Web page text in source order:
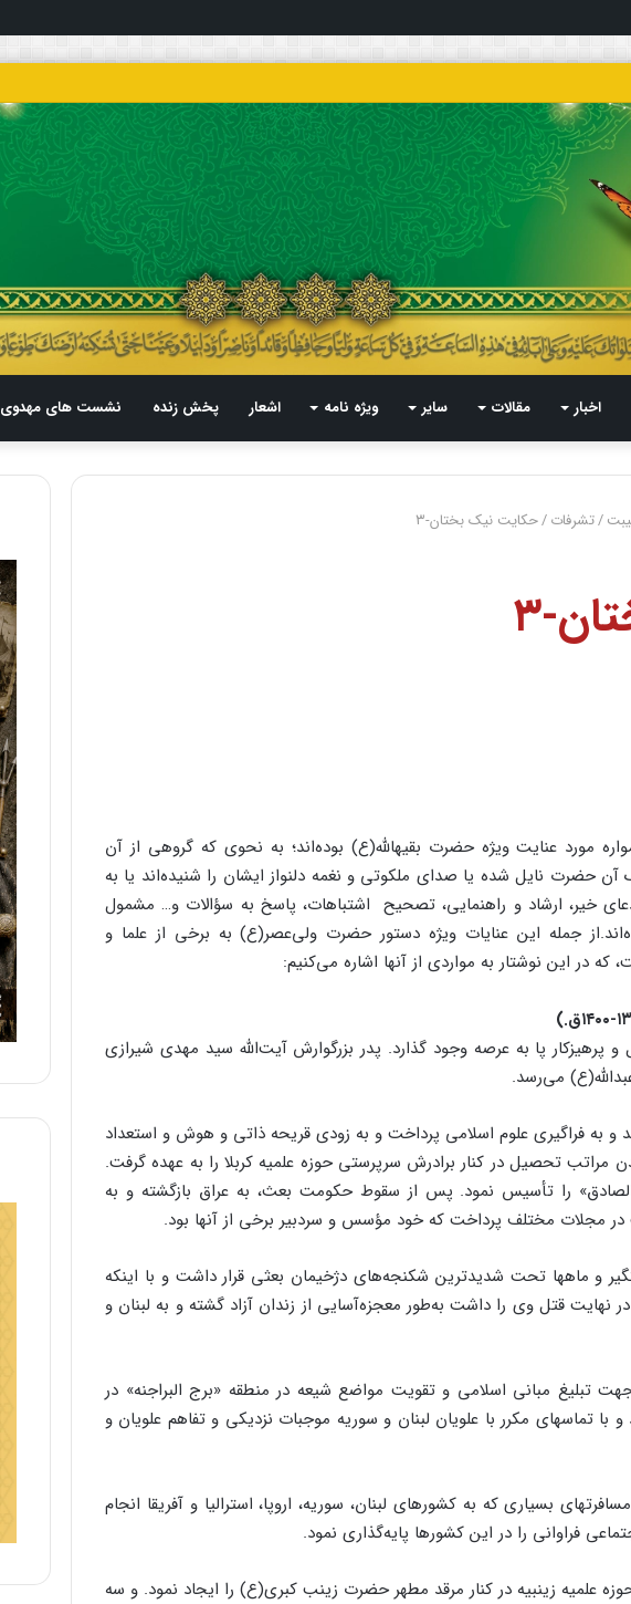
اخبار مقالات سایر ویژه نامه اشعار پخش زنده نشست های مهدوی
/تشرفات/حکایت نیک بختان-۳
۳
مورد عنایت ویژه حضرت بقیهالله(ع) بوده‌‌اند؛ به نحوی که گروهی از آن
حضرت نایل شده یا صدای ملکوتی و نغمه دلنواز ایشان را شنیده‌‌اند یا به
خیر، ارشاد و راهنمایی، تصحیح اشتباهات، پاسخ به سؤالات و… مشمول
جمله این عنایات ویژه دستور حضرت ولی‌‌عصر(ع) به برخی از علما و
در این نوشتار به مواردی از آنها اشاره می‌‌کنیم:
اصیل و پرهیزکار پا به عرصه وجود گذارد. پدر بزرگوارش آیت‌‌الله سید مهدی شیرازی
می‌‌رسد.
و به فراگیری علوم اسلامی پرداخت و به زودی قریحه ذاتی و هوش و استعداد
تحصیل در کنار برادرش سرپرستی حوزه علمیه کربلا را به عهده گرفت.
را تأسیس نمود. پس از سقوط حکومت بعث، به عراق بازگشته و به
مجلات مختلف پرداخت که خود مؤسس و سردبیر برخی از آنها بود.
دستگیر و ماهها تحت شدیدترین شکنجه‌‌های دژخیمان بعثی قرار داشت و با اینکه
نهایت قتل وی را داشت به‌‌طور معجزه‌‌آسایی از زندان آزاد گشته و به لبنان و
تبلیغ مبانی اسلامی و تقویت مواضع شیعه در منطقه «برج البراجنه» در
با تماسهای مکرر با علویان لبنان و سوریه موجبات نزدیکی و تفاهم علویان و
بسیاری که به کشورهای لبنان، سوریه، اروپا، استرالیا و آفریقا انجام
فراوانی را در این کشورها پایه‌‌گذاری نمود.
حوزه علمیه زینبیه در کنار مرقد مطهر حضرت زینب کبری(ع) را ایجاد نمود. و سه